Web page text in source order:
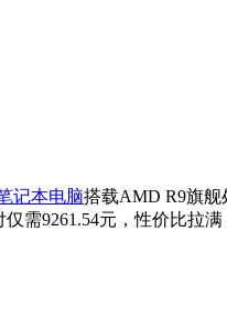
记本电脑搭载AMD R9旗
需9261.54元，性价比拉